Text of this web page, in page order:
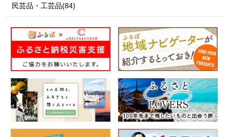
民芸品・工芸品(84)